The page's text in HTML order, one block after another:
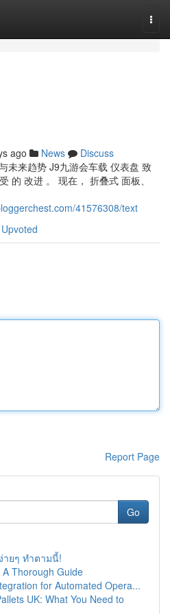
ago News
Discuss
未来趋势 J9九游会车载 仪表盘 致
的 改进 。 现在， 折叠式 面板、
41576308/text
Report Page
Go
ายๆ ทำตามนี้!
Thorough Guide
for Automated Opera...
UK: What You Need to